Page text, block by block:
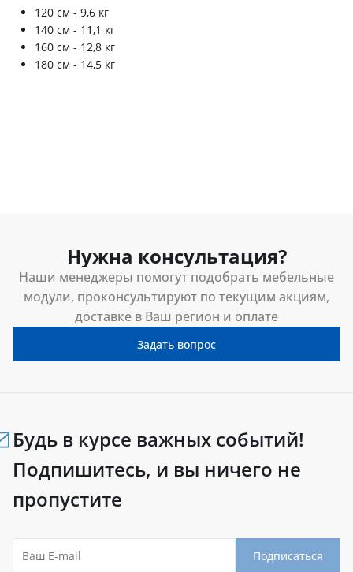
120 см - 9,6 кг
140 см - 11,1 кг
160 см - 12,8 кг
180 см - 14,5 кг
Нужна консультация?
Наши менеджеры помогут подобрать мебельные
модули, проконсультируют по текущим акциям,
доставке в Ваш регион и оплате
Задать вопрос
Будь в курсе важных событий!
Подпишитесь, и вы ничего не
пропустите
Подписаться